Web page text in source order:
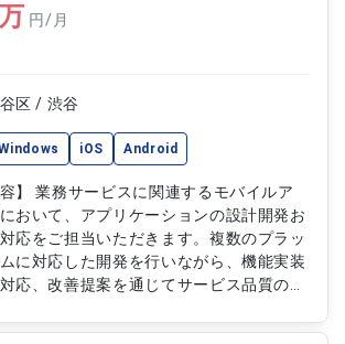
円/月
区 / 渋谷
iOS Android
容】 業務サービスに関連するモバイルア
おいて、アプリケーションの設計開発お
応をご担当いただきます。複数のプラッ
に対応した開発を行いながら、機能実装
応、改善提案を通じてサービス品質の向
対して主体的に問題解決を行い、チーム